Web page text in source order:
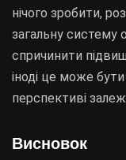
нічого зробити,
загальну систему
спричинити
іноді це може
перспективі
Висновок